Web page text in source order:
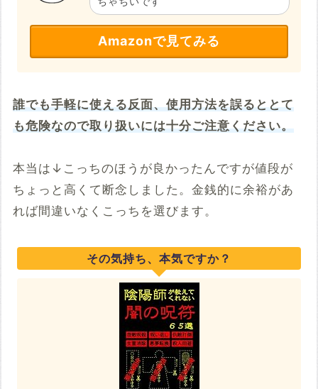
Amazonで見てみる
誰でも手軽に使える反面、使用方法を誤るととて
も危険なので取り扱いには十分ご注意ください。
本当は↓こっちのほうが良かったんですが値段が
ちょっと高くて断念しました。金銭的に余裕があ
れば間違いなくこっちを選びます。
その気持ち、本気ですか？